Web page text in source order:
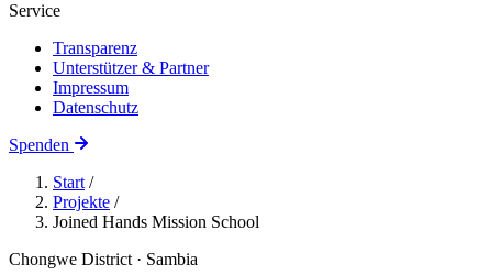
Service
Transparenz
Unterstützer & Partner
Impressum
Datenschutz
Spenden
Start /
Projekte /
Joined Hands Mission School
Chongwe District · Sambia